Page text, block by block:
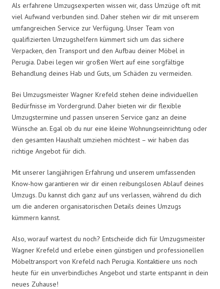
Als erfahrene Umzugsexperten wissen wir, dass Umzüge oft mit
viel Aufwand verbunden sind. Daher stehen wir dir mit unserem
umfangreichen Service zur Verfügung. Unser Team von
qualifizierten Umzugshelfern kümmert sich um das sichere
Verpacken, den Transport und den Aufbau deiner Möbel in
Perugia. Dabei legen wir großen Wert auf eine sorgfältige
Behandlung deines Hab und Guts, um Schäden zu vermeiden.
Bei Umzugsmeister Wagner Krefeld stehen deine individuellen
Bedürfnisse im Vordergrund. Daher bieten wir dir flexible
Umzugstermine und passen unseren Service ganz an deine
Wünsche an. Egal ob du nur eine kleine Wohnungseinrichtung oder
den gesamten Haushalt umziehen möchtest – wir haben das
richtige Angebot für dich.
Mit unserer langjährigen Erfahrung und unserem umfassenden
Know-how garantieren wir dir einen reibungslosen Ablauf deines
Umzugs. Du kannst dich ganz auf uns verlassen, während du dich
um die anderen organisatorischen Details deines Umzugs
kümmern kannst.
Also, worauf wartest du noch? Entscheide dich für Umzugsmeister
Wagner Krefeld und erlebe einen günstigen und professionellen
Möbeltransport von Krefeld nach Perugia. Kontaktiere uns noch
heute für ein unverbindliches Angebot und starte entspannt in dein
neues Zuhause!